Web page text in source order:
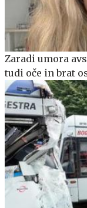
Zaradi umora
tudi oče in brat